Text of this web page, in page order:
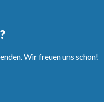
Wir freuen uns schon!